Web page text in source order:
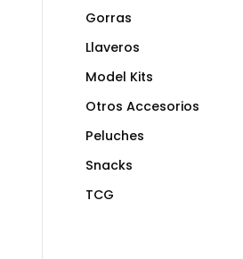
Gorras
Llaveros
Model Kits
Otros Accesorios
Peluches
Snacks
TCG